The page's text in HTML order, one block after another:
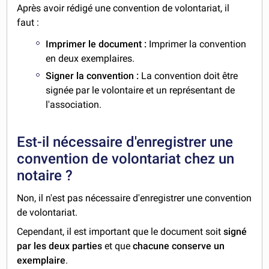
Après avoir rédigé une convention de volontariat, il
faut :
Imprimer le document : Imprimer la convention
en deux exemplaires.
Signer la convention : La convention doit être
signée par le volontaire et un représentant de
l'association.
Est-il nécessaire d'enregistrer une
convention de volontariat chez un
notaire ?
Non, il n'est pas nécessaire d'enregistrer une convention
de volontariat.
Cependant, il est important que le document soitsigné
par les deux parties et quechacune conserve un
exemplaire.